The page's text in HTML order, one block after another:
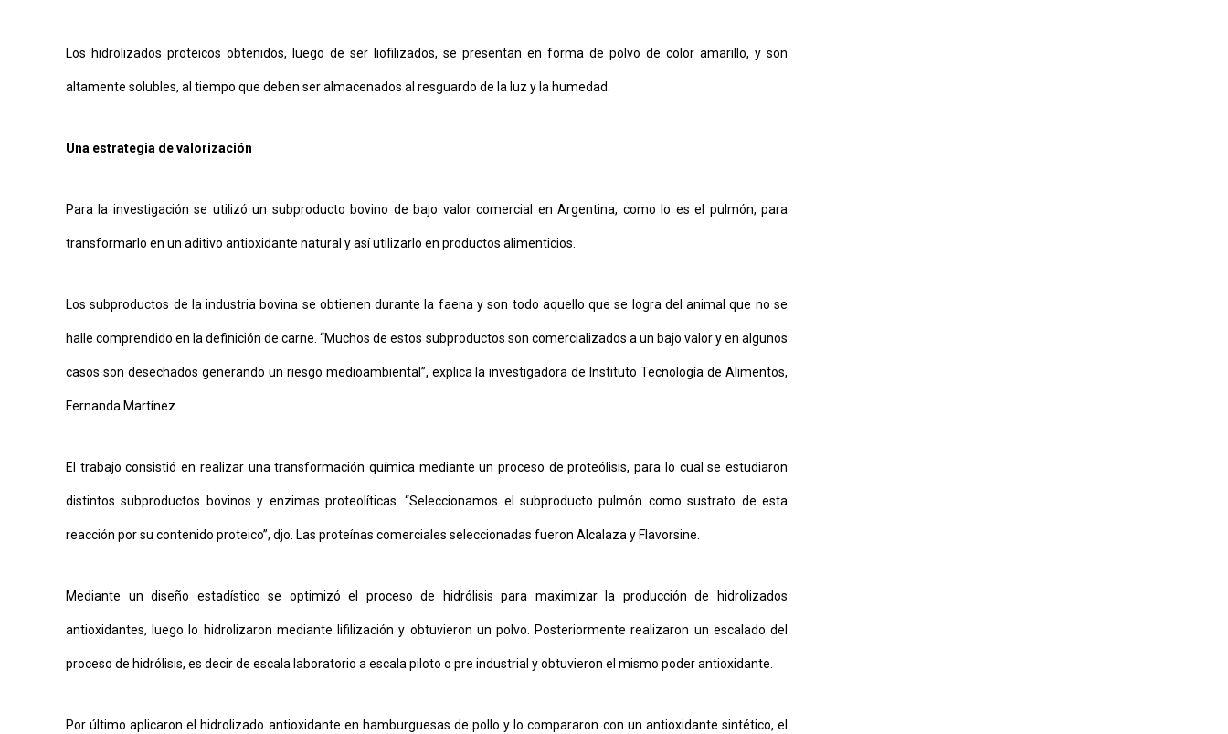
Los hidrolizados proteicos obtenidos, luego de ser liofilizados, se presentan en forma de polvo de color amarillo, y son
altamente solubles, al tiempo que deben ser almacenados al resguardo de la luz y la humedad.
Una estrategia de valorización
Para la investigación se utilizó un subproducto bovino de bajo valor comercial en Argentina, como lo es el pulmón, para
transformarlo en un aditivo antioxidante natural y así utilizarlo en productos alimenticios.
Los subproductos de la industria bovina se obtienen durante la faena y son todo aquello que se logra del animal que no se
halle comprendido en la definición de carne. “Muchos de estos subproductos son comercializados a un bajo valor y en algunos
casos son desechados generando un riesgo medioambiental”, explica la investigadora de Instituto Tecnología de Alimentos,
Fernanda Martínez.
El trabajo consistió en realizar una transformación química mediante un proceso de proteólisis, para lo cual se estudiaron
distintos subproductos bovinos y enzimas proteolíticas. “Seleccionamos el subproducto pulmón como sustrato de esta
reacción por su contenido proteico”, djo. Las proteínas comerciales seleccionadas fueron Alcalaza y Flavorsine.
Mediante un diseño estadístico se optimizó el proceso de hidrólisis para maximizar la producción de hidrolizados
antioxidantes, luego lo hidrolizaron mediante lifilización y obtuvieron un polvo. Posteriormente realizaron un escalado del
proceso de hidrólisis, es decir de escala laboratorio a escala piloto o pre industrial y obtuvieron el mismo poder antioxidante.
Por último aplicaron el hidrolizado antioxidante en hamburguesas de pollo y lo compararon con un antioxidante sintético, el